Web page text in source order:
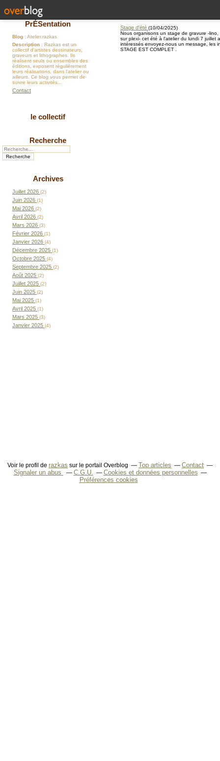
PrÉSentation
Blog : Atelier.razkas
Description : Razkas est un
collectif d'artistes dessinateurs,
graveurs et lithographes. Ils
réalisent seuls ou ensembles des
éditions, exposent régulièrement
leurs réalisations, dans l'atelier ou
ailleurs. Ce blog vous permet de
suivre leurs activités...
Contact
le collectif
Recherche
Archives
Juillet 2026 (2)
Juin 2026 (1)
Mai 2026 (2)
Avril 2026 (2)
Mars 2026 (3)
Février 2026 (1)
Janvier 2026 (4)
Décembre 2025 (1)
Octobre 2025 (4)
Septembre 2025 (2)
Août 2025 (2)
Juillet 2025 (2)
Juin 2025 (2)
Mai 2025 (1)
Avril 2025 (1)
Mars 2025 (3)
Janvier 2025 (4)
Stage d'été (10/04/2025)
Nous organisons un stage de gravure -
sur plexi- cet été à l'atelier du lundi 7 juillet
intéressés envoyez-nous un message, les
STAGE EST COMPLET .
Voir le profil de razkas sur le portail Overblog Top articles
Contact
Signaler un abus
C.G.U.
Cookies et données personnelles
Préférences cookies